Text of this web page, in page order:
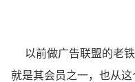
以前做广告联盟的老铁
就是其会员之一，也从这